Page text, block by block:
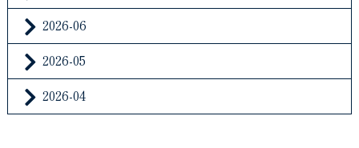
2026-06
2026-05
2026-04